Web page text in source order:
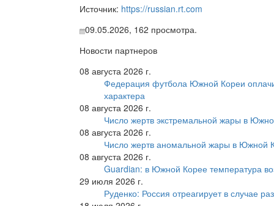
Источник: https://russian.rt.com
09.05.2026, 162 просмотра.
Новости партнеров
08 августа 2026 г.
Федерация футбола Южной Кореи
характера
08 августа 2026 г.
Число жертв экстремальной жары в
08 августа 2026 г.
Число жертв аномальной жары в Южной
08 августа 2026 г.
Guardian: в Южной Корее температура
29 июля 2026 г.
Руденко: Россия отреагирует в случае